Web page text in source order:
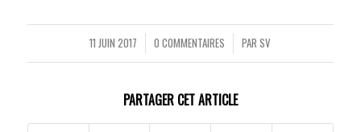
11 JUIN 2017
/ 0 COMMENTAIRES
/ PARSV
PARTAGER CET ARTICLE